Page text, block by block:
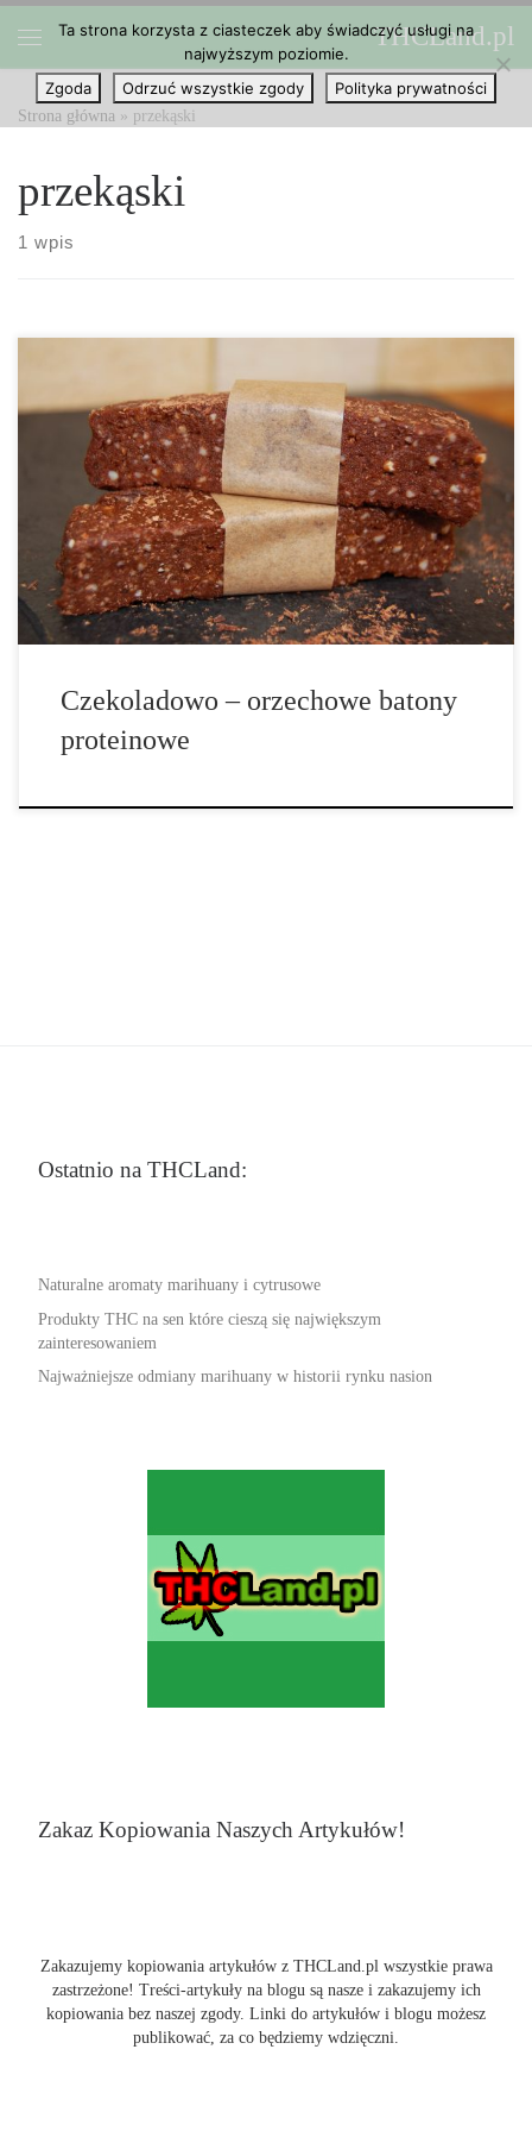
Przejdź do treści THCLand.pl
Strona główna » przekąski
przekąski
1 wpis
Fantastyczne jako przekąska po treningu lub w trakcie podróży. Te
batoniki są zdrowe, pełne białka i łatwe do przygotowania. • Ilość
porcji: 2 batony • Źródło Omega 3 • Bezmleczne • Bezglutenowe •
Czas przygotowania: 5 minut • Czas chłodzenia: […]
Czekoladowo – orzechowe batony
proteinowe
Ostatnio na THCLand:
Naturalne aromaty marihuany i cytrusowe
Produkty THC na sen które cieszą się największym
zainteresowaniem
Najważniejsze odmiany marihuany w historii rynku nasion
Zakaz Kopiowania Naszych Artykułów!
Zakazujemy kopiowania artykułów z THCLand.pl wszystkie prawa
zastrzeżone! Treści-artykuły na blogu są nasze i zakazujemy ich
kopiowania bez naszej zgody. Linki do artykułów i blogu możesz
publikować, za co będziemy wdzięczni.
Ta strona korzysta z ciasteczek aby świadczyć usługi na
najwyższym poziomie.
Zgoda
Odrzuć wszystkie zgody Polityka prywatności